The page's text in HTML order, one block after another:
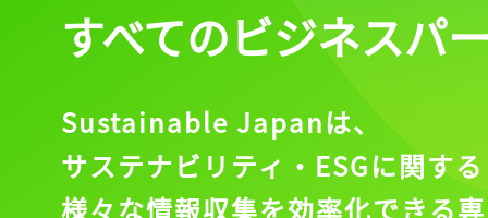
すべてのビジネスパ
Sustainable Japanは、
サステナビリティ・ESGに関する
様々な情報収集を効率化できる